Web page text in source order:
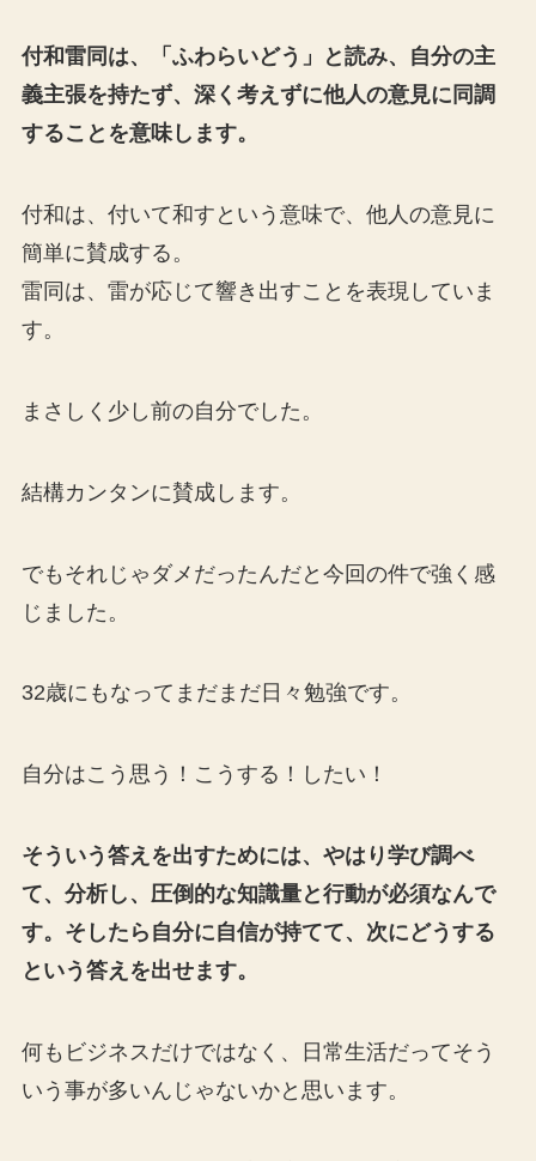
付和雷同は、「ふわらいどう」と読み、自分の主
義主張を持たず、深く考えずに他人の意見に同調
することを意味します。
付和は、付いて和すという意味で、他人の意見に
簡単に賛成する。
雷同は、雷が応じて響き出すことを表現していま
す。
まさしく少し前の自分でした。
結構カンタンに賛成します。
でもそれじゃダメだったんだと今回の件で強く感
じました。
32歳にもなってまだまだ日々勉強です。
自分はこう思う！こうする！したい！
そういう答えを出すためには、やはり学び調べ
て、分析し、圧倒的な知識量と行動が必須なんで
す。そしたら自分に自信が持てて、次にどうする
という答えを出せます。
何もビジネスだけではなく、日常生活だってそう
いう事が多いんじゃないかと思います。